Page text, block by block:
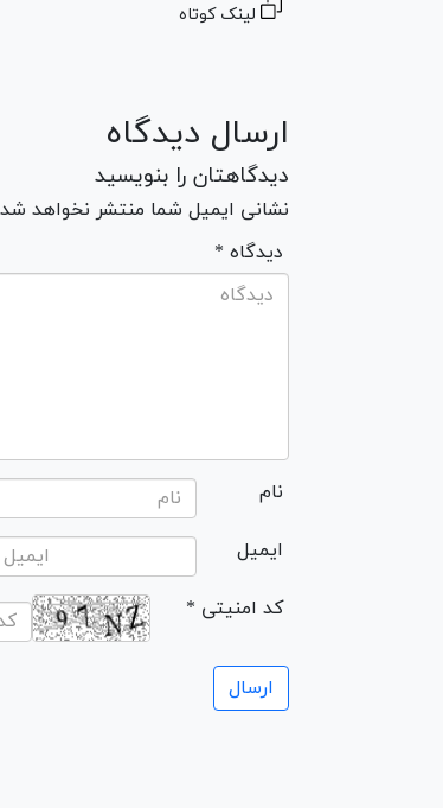
لینک کوتاه
ارسال دیدگاه
دیدگاهتان را بنویسید
نشانی ایمیل شما منتشر نخواهد
* دیدگاه
نام
ایمیل
* کد امنیتی